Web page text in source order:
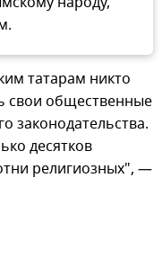
татарам никто
свои общественные
законодательства.
десятков
религиозных", —